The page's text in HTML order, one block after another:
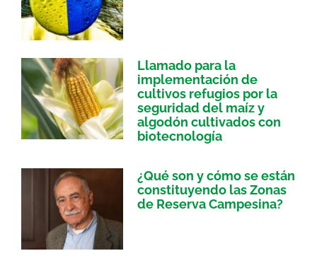
Llamado para la
implementación de
cultivos refugios por la
seguridad del maíz y
algodón cultivados con
biotecnología
¿Qué son y cómo se están
constituyendo las Zonas
de Reserva Campesina?